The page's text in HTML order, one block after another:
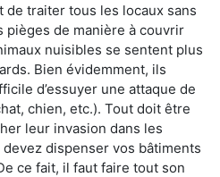
de traiter tous les locaux sans
de manière à couvrir
nuisibles se sentent plus
Bien évidemment, ils
d’essuyer une attaque de
chien, etc.). Tout doit être
leur invasion dans les
dispenser vos bâtiments
ce fait, il faut faire tout son